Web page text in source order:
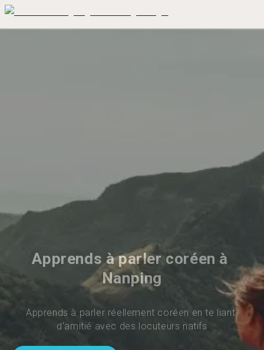
Apprends à parler coréen à
Nanping
Apprends à parler réellement coréen en te liant
d'amitié avec des locuteurs natifs